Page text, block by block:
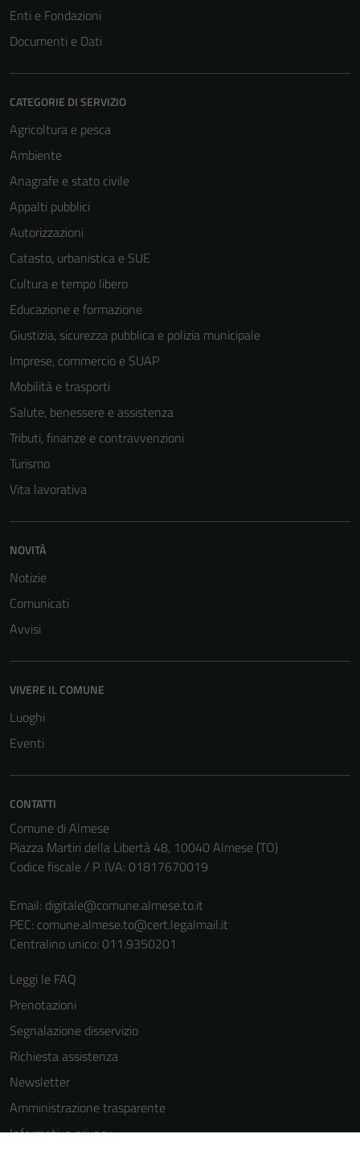
Enti e Fondazioni
Documenti e Dati
CATEGORIE DI SERVIZIO
Agricoltura e pesca
Ambiente
Anagrafe e stato civile
Appalti pubblici
Autorizzazioni
Catasto, urbanistica e SUE
Cultura e tempo libero
Educazione e formazione
Giustizia, sicurezza pubblica e polizia municipale
Imprese, commercio e SUAP
Mobilità e trasporti
Salute, benessere e assistenza
Tributi, finanze e contravvenzioni
Turismo
Vita lavorativa
NOVITÀ
Notizie
Comunicati
Avvisi
VIVERE IL COMUNE
Luoghi
Eventi
CONTATTI
Comune di Almese
Piazza Martiri della Libertà 48, 10040 Almese (TO)
Codice fiscale / P. IVA: 01817670019
Email: digitale@comune.almese.to.it
PEC: comune.almese.to@cert.legalmail.it
Centralino unico: 011.9350201
Leggi le FAQ
Prenotazioni
Segnalazione disservizio
Richiesta assistenza
Newsletter
Amministrazione trasparente
Informativa privacy